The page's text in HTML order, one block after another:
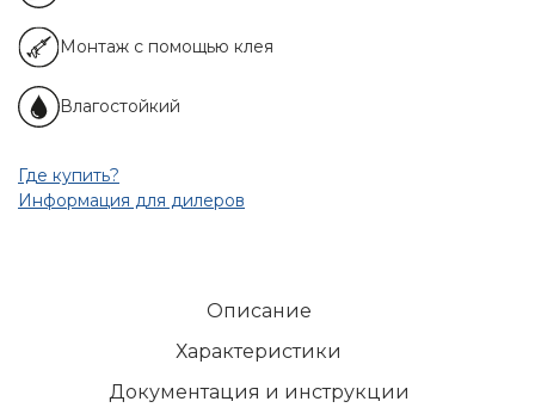
Монтаж с помощью клея
Влагостойкий
Где купить?
Информация для дилеров
Описание
Характеристики
Документация и инструкции